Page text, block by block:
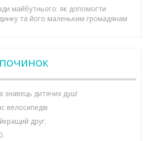
майбутнього: як допомогти
та його маленьким громадянам
знавець дитячих душ!
велосипедів
друг.